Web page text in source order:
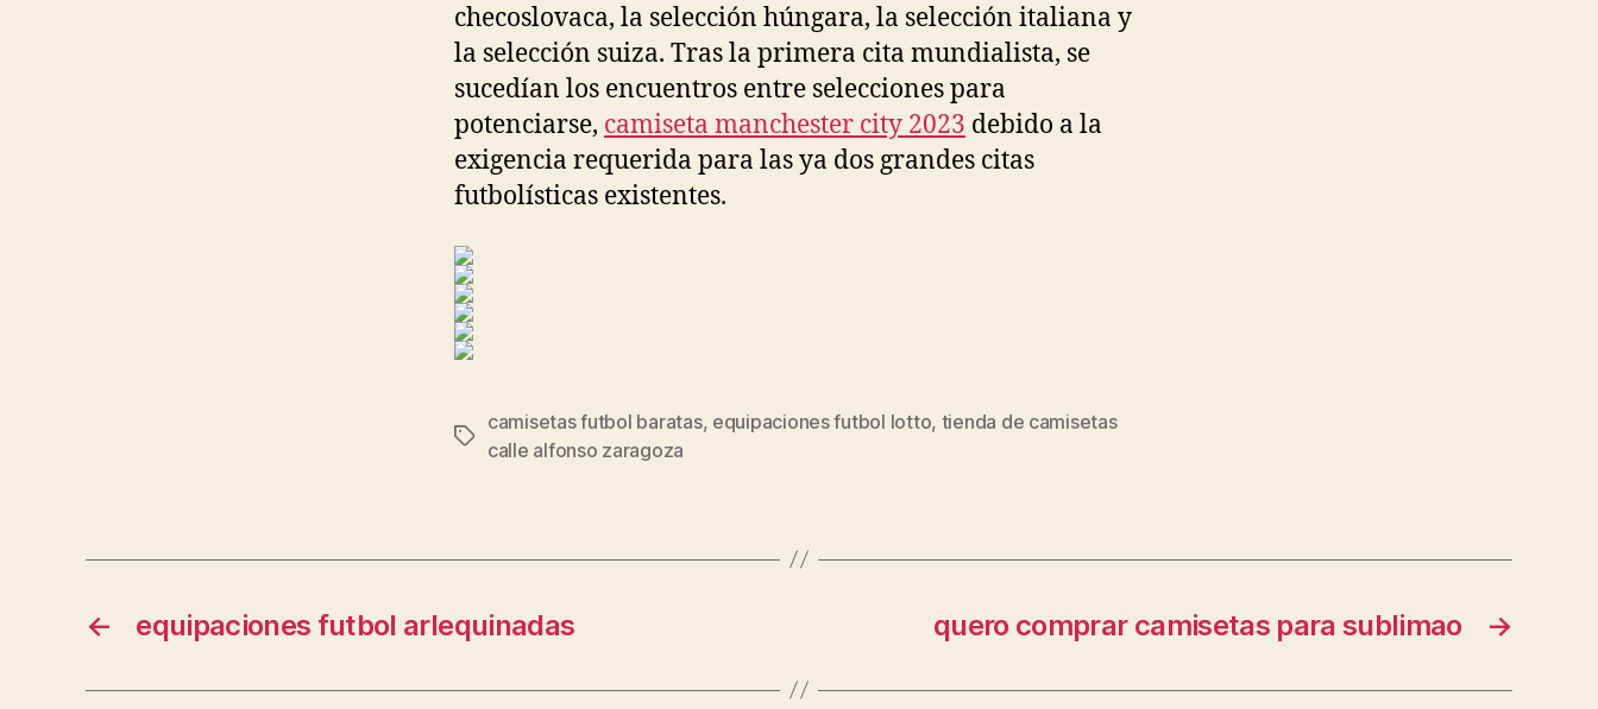
checoslovaca, la selección húngara, la selección italiana y
la selección suiza. Tras la primera cita mundialista, se
sucedían los encuentros entre selecciones para
potenciarse, camiseta manchester city 2023 debido a la
exigencia requerida para las ya dos grandes citas
futbolísticas existentes.
Etiquetas
camisetas futbol baratas, equipaciones futbol lotto, tienda de camisetas
calle alfonso zaragoza
← equipaciones futbol arlequinadas →
quero comprar camisetas para sublimao